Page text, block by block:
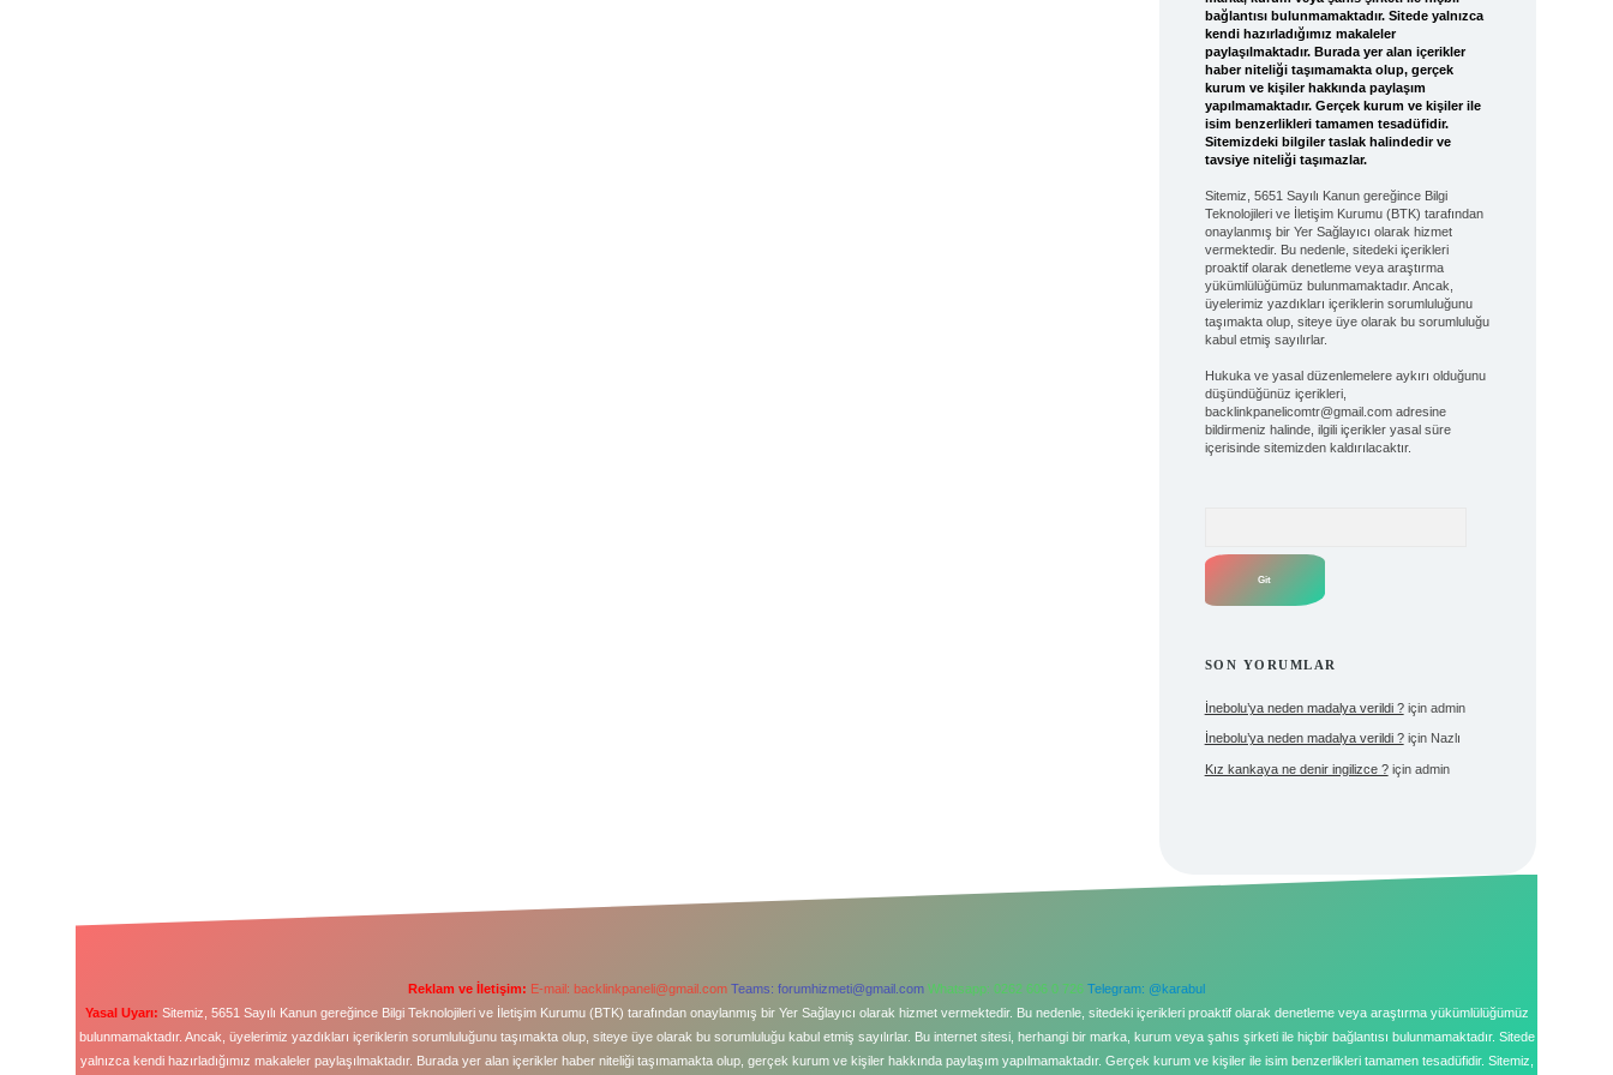
bağlantısı bulunmamaktadır. Sitede yalnızca
kendi hazırladığımız makaleler
paylaşılmaktadır. Burada yer alan içerikler
haber niteliği taşımamakta olup, gerçek
kurum ve kişiler hakkında paylaşım
yapılmamaktadır. Gerçek kurum ve kişiler ile
isim benzerlikleri tamamen tesadüfidir.
Sitemizdeki bilgiler taslak halindedir ve
tavsiye niteliği taşımazlar.
Sitemiz, 5651 Sayılı Kanun gereğince Bilgi
Teknolojileri ve İletişim Kurumu (BTK) tarafından
onaylanmış bir Yer Sağlayıcı olarak hizmet
vermektedir. Bu nedenle, sitedeki içerikleri
proaktif olarak denetleme veya araştırma
yükümlülüğümüz bulunmamaktadır. Ancak,
üyelerimiz yazdıkları içeriklerin sorumluluğunu
taşımakta olup, siteye üye olarak bu sorumluluğu
kabul etmiş sayılırlar.
Hukuka ve yasal düzenlemelere aykırı olduğunu
düşündüğünüz içerikleri,
backlinkpanelicomtr@gmail.comadresine
bildirmeniz halinde, ilgili içerikler yasal süre
içerisinde sitemizden kaldırılacaktır.
SON YORUMLAR
İnebolu’ya neden madalya verildi ?için admin
İnebolu’ya neden madalya verildi ?için Nazlı
Kız kankaya ne denir ingilizce ?için admin
Reklam ve İletişim: E-mail: backlinkpaneli@gmail.com Teams: forumhizmeti@gmail.com Whatsapp: 0262 606 0 726 Telegram: @karabul
Yasal Uyarı: Sitemiz, 5651 Sayılı Kanun gereğince Bilgi Teknolojileri ve İletişim Kurumu (BTK) tarafından onaylanmış bir Yer Sağlayıcı olarak hizmet vermektedir. Bu nedenle, sitedeki içerikleri proaktif olarak denetleme veya araştırma yükümlülüğümüz
bulunmamaktadır. Ancak, üyelerimiz yazdıkları içeriklerin sorumluluğunu taşımakta olup, siteye üye olarak bu sorumluluğu kabul etmiş sayılırlar. Bu internet sitesi, herhangi bir marka, kurum veya şahıs şirketi ile hiçbir bağlantısı bulunmamaktadır. Sitede
yalnızca kendi hazırladığımız makaleler paylaşılmaktadır. Burada yer alan içerikler haber niteliği taşımamakta olup, gerçek kurum ve kişiler hakkında paylaşım yapılmamaktadır. Gerçek kurum ve kişiler ile isim benzerlikleri tamamen tesadüfidir. Sitemiz,